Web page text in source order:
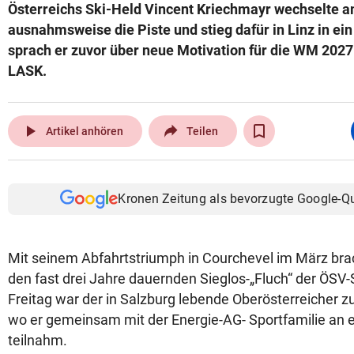
Österreichs Ski-Held Vincent Kriechmayr wechselte
ausnahmsweise die Piste und stieg dafür in Linz in
sprach er zuvor über neue Motivation für die WM
LASK.
play_arrow Artikel anhören Teilen
Kronen Zeitung als bevorzugte Google-
Mit seinem Abfahrtstriumph in Courchevel im März
den fast drei Jahre dauernden Sieglos-„Fluch“ der
Freitag war der in Salzburg lebende Oberösterreicher
wo er gemeinsam mit der Energie-AG- Sportfamilie an
teilnahm.